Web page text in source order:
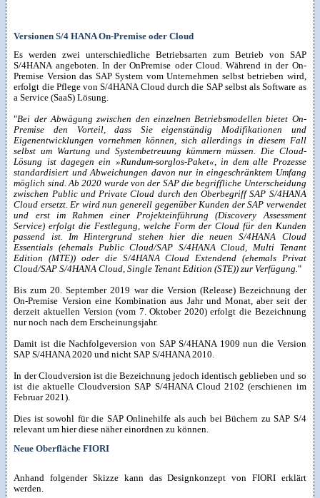
Versionen S/4 HANA On-Premise oder Cloud
Es werden zwei unterschiedliche Betriebsarten zum Betrieb von SAP
S/4HANA angeboten. In der OnPremise oder Cloud. Während in der On-
Premise Version das SAP System vom Unternehmen selbst betrieben wird,
erfolgt die Pflege von S/4HANA Cloud durch die SAP selbst als Software as
a Service (SaaS) Lösung.
"Bei der Abwägung zwischen den einzelnen Betriebsmodellen bietet On-
Premise den Vorteil, dass Sie eigenständig Modifikationen und
Eigenentwicklungen vornehmen können, sich allerdings in diesem Fall
selbst um Wartung und Systembetreuung kümmern müssen. Die Cloud-
Lösung ist dagegen ein »Rundum-sorglos-Paket«, in dem alle Prozesse
standardisiert und Abweichungen davon nur in eingeschränktem Umfang
möglich sind. Ab 2020 wurde von der SAP die begriffliche Unterscheidung
zwischen Public und Private Cloud durch den Oberbegriff SAP S/4HANA
Cloud ersetzt. Er wird nun generell gegenüber Kunden der SAP verwendet
und erst im Rahmen einer Projekteinführung (Discovery Assessment
Service) erfolgt die Festlegung, welche Form der Cloud für den Kunden
passend ist. Im Hintergrund stehen hier die neuen S/4HANA Cloud
Essentials (ehemals Public Cloud/SAP S/4HANA Cloud, Multi Tenant
Edition (MTE)) oder die S/4HANA Cloud Extendend (ehemals Privat
Cloud/SAP S/4HANA Cloud, Single Tenant Edition (STE)) zur Verfügung."
Bis zum 20. September 2019 war die Version (Release) Bezeichnung der
On-Premise Version eine Kombination aus Jahr und Monat, aber seit der
derzeit aktuellen Version (vom 7. Oktober 2020) erfolgt die Bezeichnung
nur noch nach dem Erscheinungsjahr.
Damit ist die Nachfolgeversion von SAP S/4HANA 1909 nun die Version
SAP S/4HANA 2020 und nicht SAP S/4HANA 2010.
In der Cloudversion ist die Bezeichnung jedoch identisch geblieben und so
ist die aktuelle Cloudversion SAP S/4HANA Cloud 2102 (erschienen im
Februar 2021).
Dies ist sowohl für die SAP Onlinehilfe als auch bei Büchern zu SAP S/4
relevant um hier diese näher einordnen zu können.
Neue Oberfläche FIORI
Anhand folgender Skizze kann das Designkonzept von FIORI erklärt
werden.